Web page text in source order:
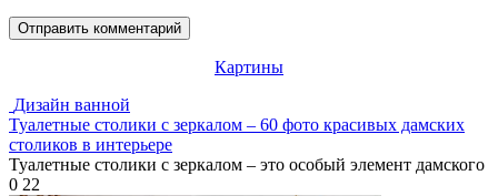
Картины
Дизайн ванной
Туалетные столики с зеркалом – 60 фото красивых дамских
столиков в интерьере
Туалетные столики с зеркалом – это особый элемент дамского
0 22